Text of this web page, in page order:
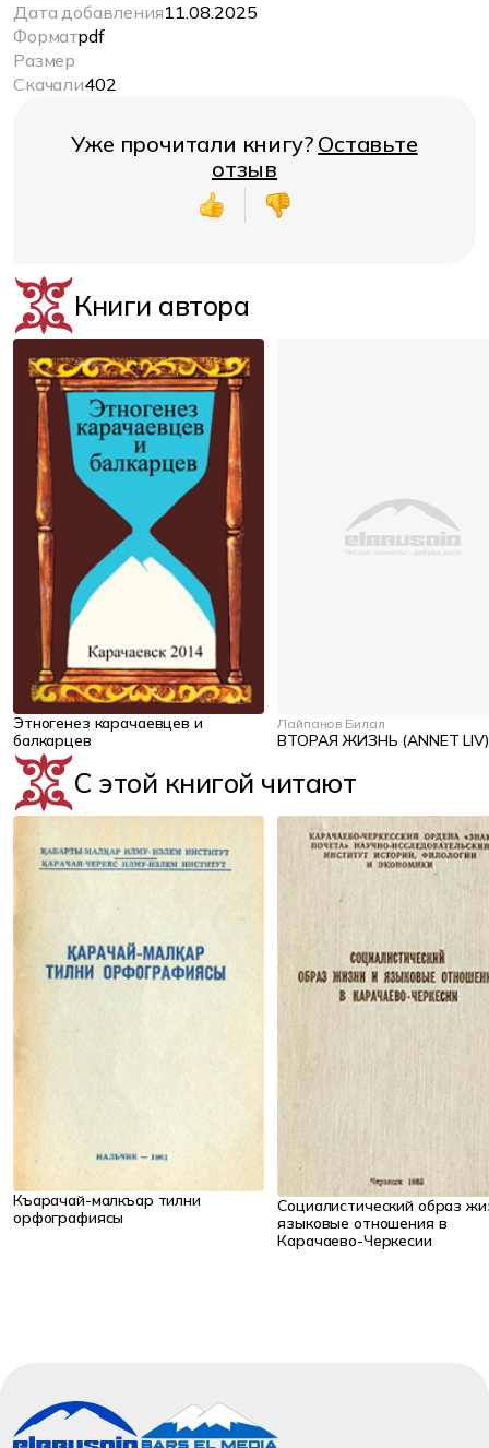
Дата добавления11.08.2025
Форматpdf
Размер
Скачали402
Уже прочитали книгу? Оставьте
отзыв
Книги автора
Этногенез карачаевцев и
балкарцев
Лайпанов Билал
ВТОРАЯ ЖИЗНЬ (ANNET LIV)
С этой книгой читают
Къарачай-малкъар тилни
орфографиясы
Социалистический образ
языковые отношения в
Карачаево-Черкесии